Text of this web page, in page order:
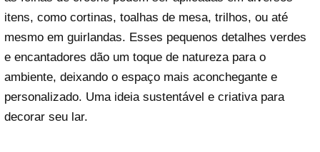
itens, como cortinas, toalhas de mesa, trilhos, ou até
mesmo em guirlandas. Esses pequenos detalhes verdes
e encantadores dão um toque de natureza para o
ambiente, deixando o espaço mais aconchegante e
personalizado. Uma ideia sustentável e criativa para
decorar seu lar.